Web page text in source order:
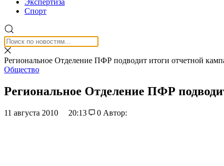
Экспертиза
Спорт
Региональное Отделение ПФР подводит итоги отчетной
Общество
Региональное Отделение ПФР
11 августа 2010 20:13 0 Автор: